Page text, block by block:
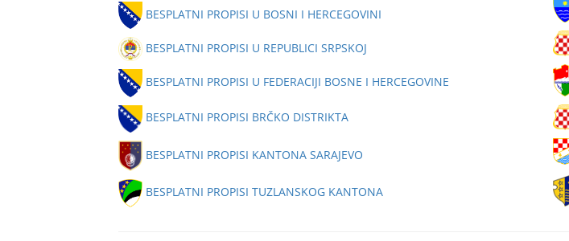
BESPLATNI PROPISI U BOSNI I HERCEGOVINI
BESPLATNI PROPISI U REPUBLICI SRPSKOJ
BESPLATNI PROPISI U FEDERACIJI BOSNE I HERCEGOVINE
BESPLATNI PROPISI BRČKO DISTRIKTA
BESPLATNI PROPISI KANTONA SARAJEVO
BESPLATNI PROPISI TUZLANSKOG KANTONA